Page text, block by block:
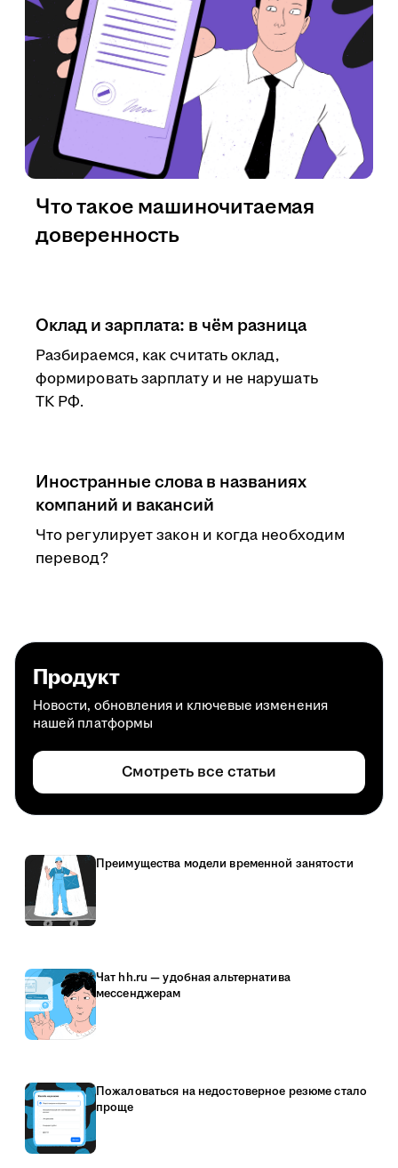
Оклад и зарплата: в чём разница
Разбираемся, как считать оклад,
формировать зарплату и не нарушать
ТК РФ.
Иностранные слова в названиях
компаний и вакансий
Что регулирует закон и когда необходим
перевод?
Что такое машиночитаемая
доверенность
Продукт
Новости, обновления и ключевые изменения
нашей платформы
Смотреть все статьи
Преимущества модели временной занятости
Чат hh.ru — удобная альтернатива
мессенджерам
Пожаловаться на недостоверное резюме стало
проще